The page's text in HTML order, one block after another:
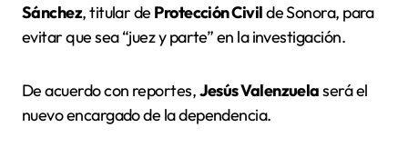
Sánchez, titular de Protección Civilde Sonora, para
evitar que sea “juez y parte” en la investigación.
De acuerdo con reportes,Jesús Valenzuelaserá el
nuevo encargado de la dependencia.